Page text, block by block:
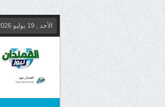
الأحد , 19 يوليو 2026